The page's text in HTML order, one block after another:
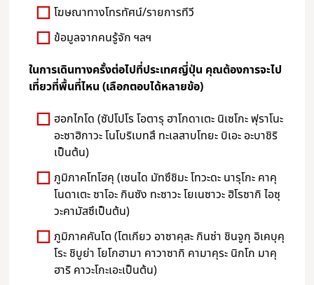
โฆษณาทางโทรทัศน์/รายการทีวี
ข้อมูลจากคนรู้จัก ฯลฯ
ในการเดินทางครั้งต่อไปที่ประเทศญี่ปุ่น คุณต้องการจะไป
เที่ยวที่พื้นที่ไหน (เลือกตอบได้หลายข้อ)
ฮอกไกโด (ซัปโปโร โอตารุ ฮาโกดาเตะ นิเซโกะ ฟุราโนะ
อะซาฮิกาวะ โนโบริเบทสึ ทะเลสาบโทยะ บิเอะ อะบาชิริ
เป็นต้น)
ภูมิภาคโทโฮคุ (เซนได มัทซึชิมะ โทวะดะ นารุโกะ คาคุ
โนดาเตะ ซาโอะ กินซัง ทะซาวะ โยเนซาวะ ฮิโรซากิ ไอซุ
วะคามัสซึเป็นต้น)
ภูมิภาคคันโต (โตเกียว อาซาคุสะ กินซ่า ชินจูกุ อิเคบุคุ
โระ ชิบูย่า โยโกฮามา คาวาซากิ คามาคุระ นิกโก มาคุ
ฮาริ คาวะโกะเอะเป็นต้น)